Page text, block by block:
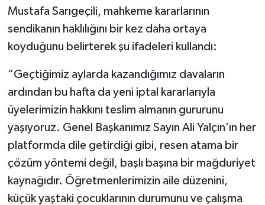
Mustafa Sarıgeçili, mahkeme kararlarının
sendikanın haklılığını bir kez daha ortaya
koyduğunu belirterek şu ifadeleri kullandı:
“Geçtiğimiz aylarda kazandığımız davaların
ardından bu hafta da yeni iptal kararlarıyla
üyelerimizin hakkını teslim almanın gururunu
yaşıyoruz. Genel Başkanımız Sayın Ali Yalçın’ın her
platformda dile getirdiği gibi, resen atama bir
çözüm yöntemi değil, başlı başına bir mağduriyet
kaynağıdır. Öğretmenlerimizin aile düzenini,
küçük yaştaki çocuklarının durumunu ve çalışma